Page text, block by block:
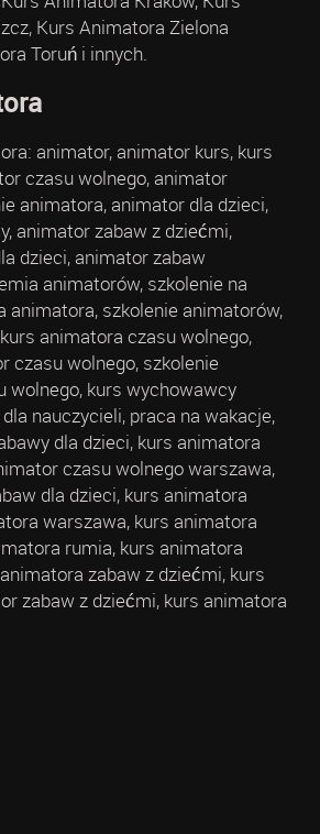
Kurs Animatora Zielona
Toruń i innych.
animator, animator kurs, kurs
czasu wolnego, animator
animatora, animator dla dzieci,
animator zabaw z dziećmi,
dzieci, animator zabaw
animatorów, szkolenie na
animatora, szkolenie animatorów,
animatora czasu wolnego,
czasu wolnego, szkolenie
wolnego, kurs wychowawcy
nauczycieli, praca na wakacje,
dla dzieci, kurs animatora
czasu wolnego warszawa,
dla dzieci, kurs animatora
warszawa, kurs animatora
rumia, kurs animatora
zabaw z dziećmi, kurs
zabaw z dziećmi, kurs animatora